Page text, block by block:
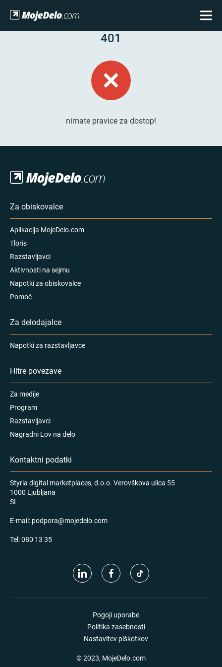
401
nimate pravice za dostop!
Za obiskovalce
Aplikacija MojeDelo.com
Tloris
Razstavljavci
Aktivnosti na sejmu
Napotki za obiskovalce
Pomoč
Za delodajalce
Napotki za razstavljavce
Hitre povezave
Za medije
Program
Razstavljavci
Nagradni Lov na delo
Kontaktni podatki
Styria digital marketplaces, d.o.o. Verovškova ulica 55
1000 Ljubljana
SI
E-mail: podpora@mojedelo.com
Tel:080 13 35
Pogoji uporabe
Politika zasebnosti
Nastavitev piškotkov
© 2023, MojeDelo.com